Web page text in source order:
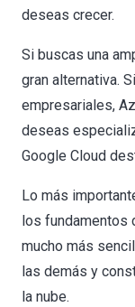
deseas crecer.
Si buscas una
gran alternativa.
empresariales,
deseas
Google Cloud
Lo más
los fundamentos
mucho más
las demás y
la nube.